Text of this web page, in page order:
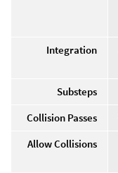
Integration
Substeps
Collision Passes
Allow Collisions